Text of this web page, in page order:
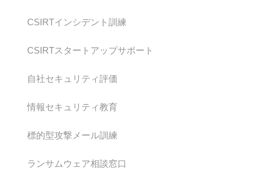
CSIRTインシデント訓練
CSIRTスタートアップサポート
自社セキュリティ評価
情報セキュリティ教育
標的型攻撃メール訓練
ランサムウェア相談窓口